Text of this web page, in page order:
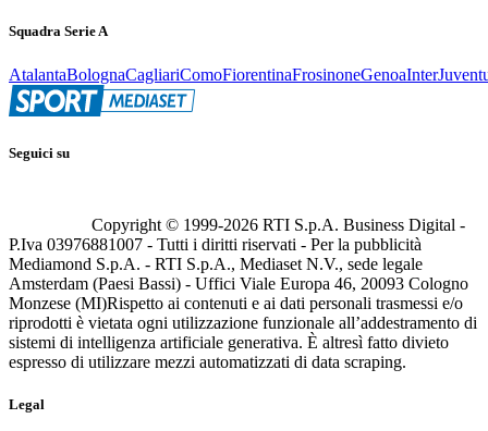
Squadra Serie A
AtalantaBolognaCagliariComoFiorentinaFrosinoneGenoaInter
Seguici su
Copyright © 1999-2026 RTI S.p.A. Business Digital -
P.Iva 03976881007 - Tutti i diritti riservati - Per la pubblicità
Mediamond S.p.A. - RTI S.p.A., Mediaset N.V., sede legale
Amsterdam (Paesi Bassi) - Uffici Viale Europa 46, 20093 Cologno
Monzese (MI)Rispetto ai contenuti e ai dati personali trasmessi e/o
riprodotti è vietata ogni utilizzazione funzionale all’addestramento di
sistemi di intelligenza artificiale generativa. È altresì fatto divieto
espresso di utilizzare mezzi automatizzati di data scraping.
Legal